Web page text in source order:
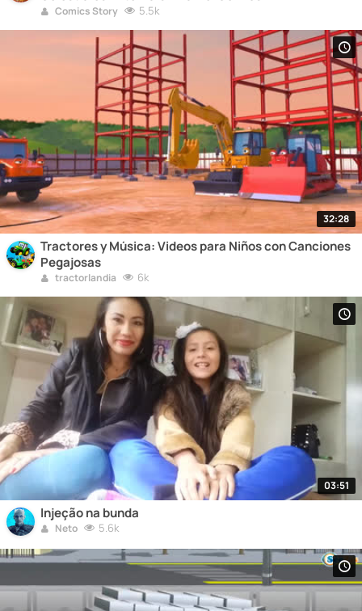
Comics Story 5.5k
32:28
Tractores y Música: Videos para Niños con Canciones
Pegajosas
tractorlandia 6k
03:51
Injeção na bunda
Neto 5.6k